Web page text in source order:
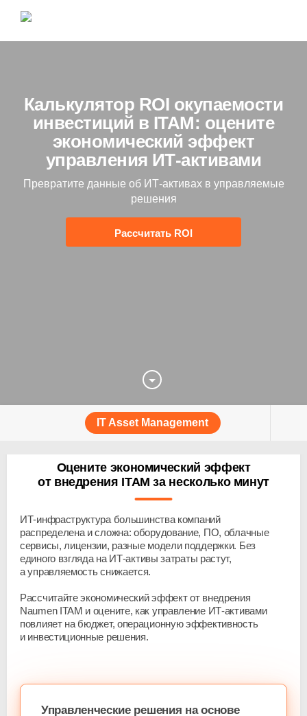
Калькулятор ROI окупаемости
инвестиций в ITAM: оцените
экономический эффект
управления ИТ-активами
Превратите данные об ИТ-активах в управляемые
решения
Рассчитать ROI
IT Asset Management
Оцените экономический эффект
от внедрения ITAM за несколько минут
ИТ-инфраструктурабольшинства компаний
распределена и сложна: оборудование, ПО, облачные
сервисы, лицензии, разные модели поддержки. Без
единого взгляда на ИТ-активы затраты растут,
а управляемость снижается.
Рассчитайте экономический эффект от внедрения
Naumen ITAM и оцените, как управление ИТ-активами
повлияет на бюджет, операционную эффективность
и инвестиционные решения.
Управленческие решения на основе